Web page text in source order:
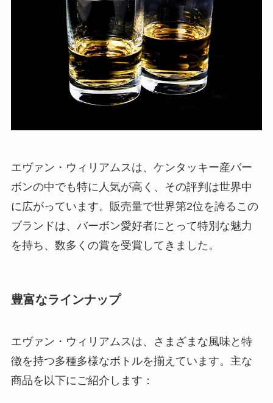
エヴァン・ウィリアムスは、ケンタッキー産バー
ボンの中でも特に人気が高く、その評判は世界中
に広がっています。販売量で世界第2位を誇るこの
ブランドは、バーボン愛好者にとって特別な魅力
を持ち、数多くの賞を受賞してきました。
豊富なラインナップ
エヴァン・ウィリアムスは、さまざまな風味と特
徴を持つ多種多様なボトルを揃えています。主な
商品を以下にご紹介します：